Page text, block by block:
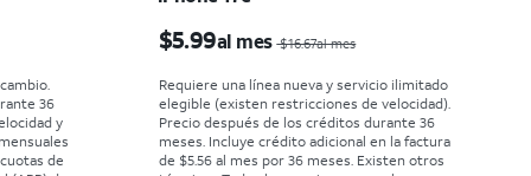
36
y
de
$5.99al mes$16.67al mes
Requiere una línea nueva y servicio ilimitado
elegible (existen restricciones de velocidad).
Precio después de los créditos durante 36
meses. Incluye crédito adicional en la factura
de $5.56 al mes por 36 meses. Existen otros